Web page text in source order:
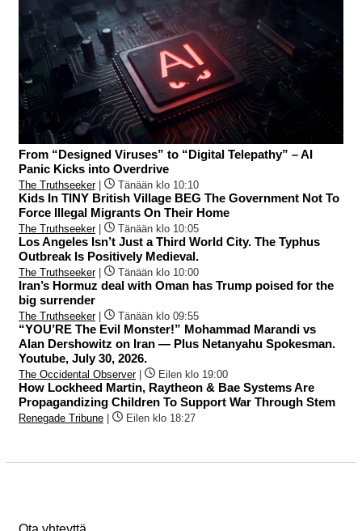
From “Designed Viruses” to “Digital Telepathy” – AI
Panic Kicks into Overdrive
The Truthseeker| Tänään klo 10:10
Kids In TINY British Village BEG The Government Not To
Force Illegal Migrants On Their Home
The Truthseeker| Tänään klo 10:05
Los Angeles Isn’t Just a Third World City. The Typhus
Outbreak Is Positively Medieval.
The Truthseeker| Tänään klo 10:00
Iran’s Hormuz deal with Oman has Trump poised for the
big surrender
The Truthseeker| Tänään klo 09:55
“YOU’RE The Evil Monster!” Mohammad Marandi vs
Alan Dershowitz on Iran — Plus Netanyahu Spokesman.
Youtube, July 30, 2026.
The Occidental Observer| Eilen klo 19:00
How Lockheed Martin, Raytheon & Bae Systems Are
Propagandizing Children To Support War Through Stem
Renegade Tribune Eilen klo 18:27